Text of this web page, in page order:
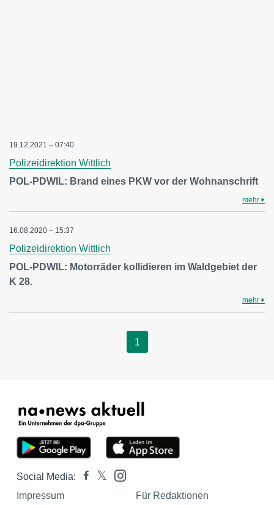
19.12.2021 – 07:40
Polizeidirektion Wittlich
POL-PDWIL: Brand eines PKW vor der Wohnanschrift
mehr
16.08.2020 – 15:37
Polizeidirektion Wittlich
POL-PDWIL: Motorräder kollidieren im Waldgebiet der
K 28.
mehr
1
Social Media:
Impressum
Für Redaktionen